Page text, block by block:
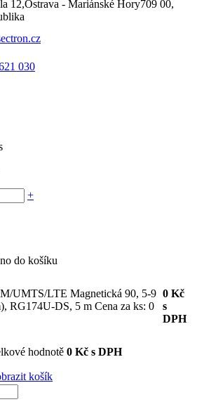
12,Ostrava - Mariánské Hory709 00,
030
+
do košíku
UMTS/LTE Magnetická 90, 5-9
RG174U-DS, 5 m Cena za ks: 0
0 Kč
s
DPH
hodnotě 0 Kč s DPH
košík